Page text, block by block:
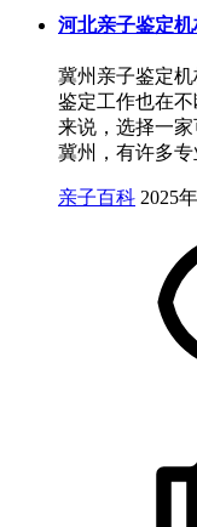
河北亲子鉴定
冀州亲子鉴定
鉴定工作也在
来说，选择一
冀州，有许多
亲子百科 2025